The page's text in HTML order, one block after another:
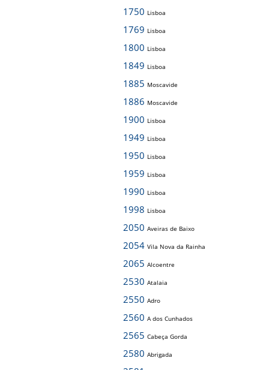
1750 Lisboa
1769 Lisboa
1800 Lisboa
1849 Lisboa
1885 Moscavide
1886 Moscavide
1900 Lisboa
1949 Lisboa
1950 Lisboa
1959 Lisboa
1990 Lisboa
1998 Lisboa
2050 Aveiras de Baixo
2054 Vila Nova da Rainha
2065 Alcoentre
2530 Atalaia
2550 Adro
2560 A dos Cunhados
2565 Cabeça Gorda
2580 Abrigada